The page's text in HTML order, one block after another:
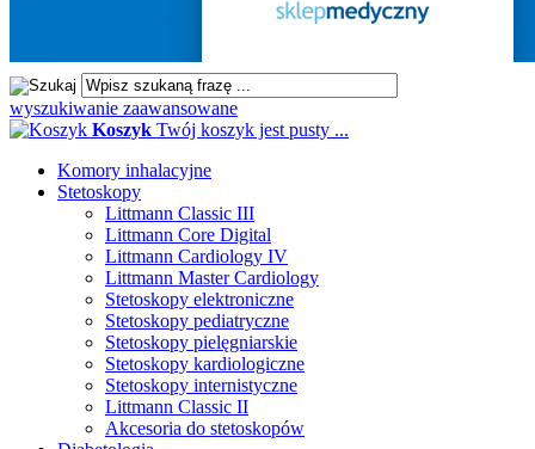
wyszukiwanie zaawansowane
Koszyk Twój koszyk jest pusty ...
Komory inhalacyjne
Stetoskopy
Littmann Classic III
Littmann Core Digital
Littmann Cardiology IV
Littmann Master Cardiology
Stetoskopy elektroniczne
Stetoskopy pediatryczne
Stetoskopy pielęgniarskie
Stetoskopy kardiologiczne
Stetoskopy internistyczne
Littmann Classic II
Akcesoria do stetoskopów